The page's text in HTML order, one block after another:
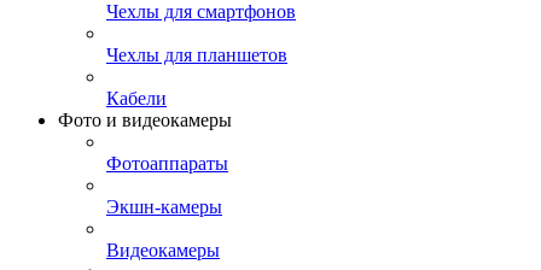
Чехлы для смартфонов
Чехлы для планшетов
Кабели
Фото и видеокамеры
Фотоаппараты
Экшн-камеры
Видеокамеры